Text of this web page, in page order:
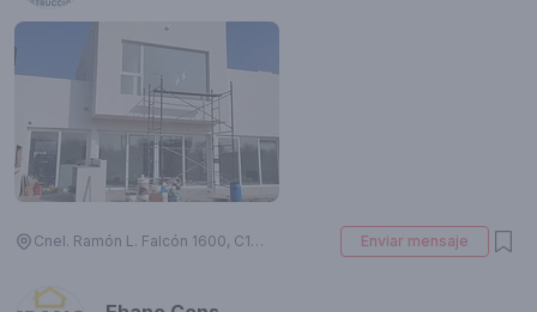
Cnel. Ramón L. Falcón 1600, C1406GNF Cdad. Autónoma de Buenos Aires, Argentina Enviar mensaje